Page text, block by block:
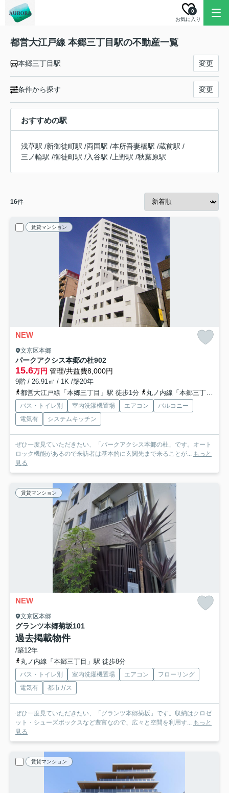
お気に入り
0
都営大江戸線 本郷三丁目駅の不動産一覧
本郷三丁目駅 変更
条件から探す 変更
おすすめの駅
浅草駅 /新御徒町駅 /両国駅 /本所吾妻橋駅 /蔵前駅 /
三ノ輪駅 /御徒町駅 /入谷駅 / 上野駅 /秋葉原駅
16件
賃貸マンション
NEW
文京区本郷
パークアクシス本郷の杜902
15.6万円 管理/共益費8,000円
9階 / 26.91㎡ / 1K /築20年
都営大江戸線「本郷三丁目」駅 徒歩1分
丸ノ内線「本郷三丁目」駅 徒歩3分
バス・トイレ別 室内洗濯機置場 エアコン
バルコニー
電気有
システムキッチン
ぜひ一度見ていただきたい、「パークアクシス本郷の杜」です。オート
ロック機能があるので来訪者は基本的に玄関先まで来ることが... もっと
見る
賃貸マンション
NEW
文京区本郷
グランツ本郷菊坂101
過去掲載物件
/築12年
丸ノ内線「本郷三丁目」駅 徒歩8分
バス・トイレ別 室内洗濯機置場 エアコン
フローリング
電気有
都市ガス
ぜひ一度見ていただきたい、「グランツ本郷菊坂」です。収納はクロゼ
ット・シューズボックスなど豊富なので、広々と空間を利用す... もっと
見る
賃貸マンション